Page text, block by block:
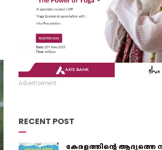
Advertisement
RECENT POST
കേരളത്തിന്റെ ആദ്യത്തെ